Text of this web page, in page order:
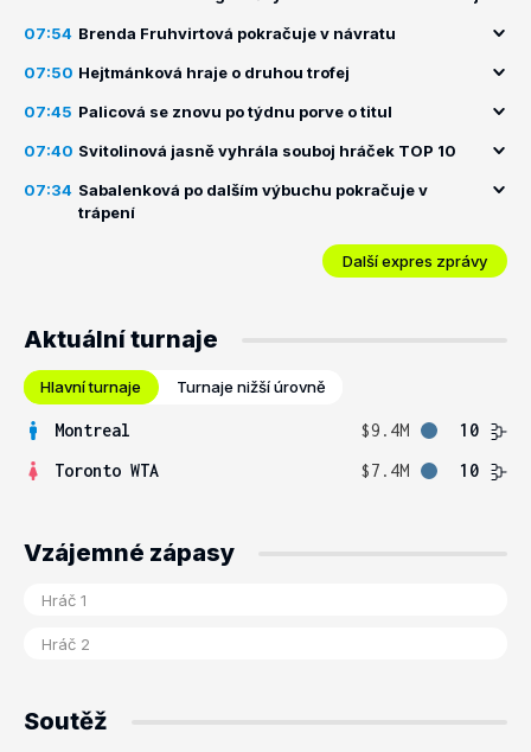
07:54 Brenda Fruhvirtová pokračuje v návratu
07:50 Hejtmánková hraje o druhou trofej
07:45 Palicová se znovu po týdnu porve o titul
07:40 Svitolinová jasně vyhrála souboj hráček TOP 10
07:34 Sabalenková po dalším výbuchu pokračuje v
trápení
Další expres zprávy
Aktuální turnaje
Hlavní turnaje Turnaje nižší úrovně
Montreal $9.4M
10
Toronto WTA
$7.4M 10
Vzájemné zápasy
Soutěž